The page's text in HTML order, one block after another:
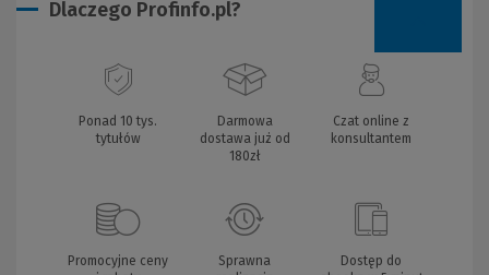
Dlaczego Profinfo.pl?
Ponad 10 tys.
tytułów
Darmowa
dostawa już od
180zł
Czat online z
konsultantem
Promocyjne ceny
Sprawna
Dostęp do